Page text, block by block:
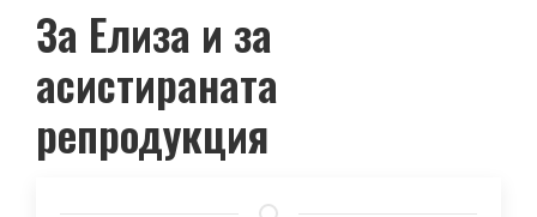
За Елиза и за
асистираната
репродукция